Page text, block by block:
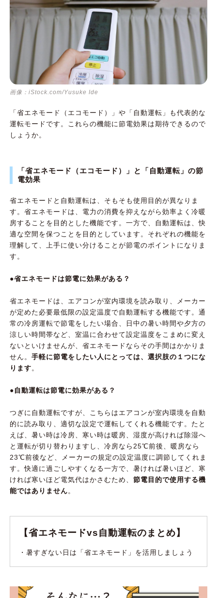
画像：iStock.com/Yusuke Ide
「省エネモード（エコモード）」や「自動運転」も代表的な
運転モードです。これらの機能に節電効果は期待できるので
しょうか。
「省エネモード（エコモード）」と「自動運転」の節
電効果
省エネモードと自動運転は、そもそも使用目的が異なりま
す。省エネモードは、電力の消費を抑えながら効率よく冷暖
房することを目的とした機能です。一方で、自動運転は、快
適な空間を保つことを目的としています。それぞれの機能を
理解して、上手に使い分けることが節電のポイントになりま
す。
●省エネモードは節電に効果がある？
省エネモードは、エアコンが室内環境を読み取り、メーカー
が定めた必要最低限の設定温度で自動運転する機能です。通
常の冷房運転で節電をしたい場合、日中の暑い時間や夕方の
涼しい時間帯など、室温に合わせて設定温度をこまめに変え
ないといけませんが、省エネモードならその手間はかかりま
せん。 手軽に節電をしたい人にとっては、選択肢の１つにな
ります。
●自動運転は節電に効果がある？
つぎに自動運転ですが、こちらはエアコンが室内環境を自動
的に読み取り、適切な設定で運転してくれる機能です。たと
えば、暑い時は冷房、寒い時は暖房、湿度が高ければ除湿へ
と運転が切り替わりますし、冷房なら25℃前後、暖房なら
23℃前後など、メーカーの規定の設定温度に調節してくれま
す。快適に過ごしやすくなる一方で、暑ければ暑いほど、寒
ければ寒いほど電気代はかさむため、 節電目的で使用する機
能ではありません。
【省エネモードvs自動運転のまとめ】
・暑すぎない日は「省エネモード」を活用しましょう